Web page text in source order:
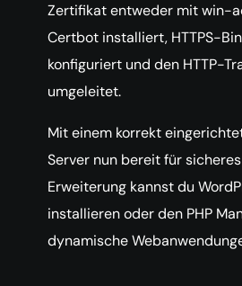
Zertifikat entweder mit win-
Certbot installiert, HTTPS-
konfiguriert und den HTTP-
umgeleitet.
Mit einem korrekt
Server nun bereit für
Erweiterung kannst du
installieren oder den PHP
dynamische